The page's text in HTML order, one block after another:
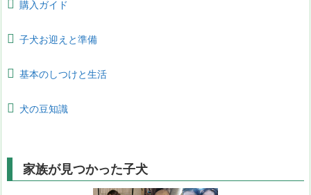
購入ガイド
子犬お迎えと準備
基本のしつけと生活
犬の豆知識
家族が見つかった子犬